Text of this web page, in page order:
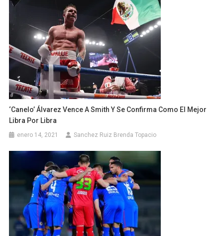
‘Canelo’ Álvarez Vence A Smith Y Se Confirma Como El Mejor
Libra Por Libra
enero 14, 2021 Sanchez Ruiz Brenda Topacio